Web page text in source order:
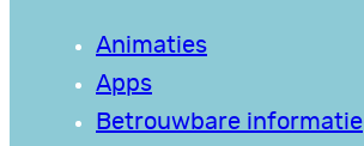
Animaties
Apps
Betrouwbare informatie